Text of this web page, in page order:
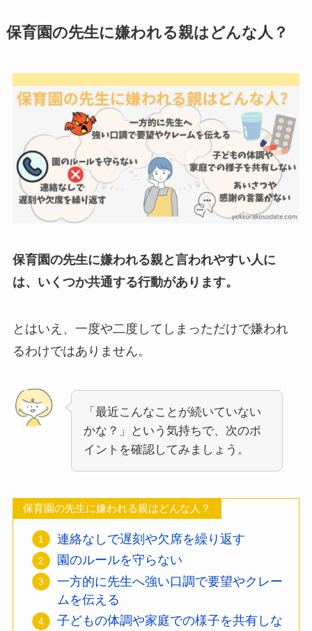
保育園の先生に嫌われる親はどんな人？
保育園の先生に嫌われる親と言われやすい人に
は、いくつか共通する行動があります。
とはいえ、一度や二度してしまっただけで嫌われ
るわけではありません。
「最近こんなことが続いていない
かな？」という気持ちで、次のポ
イントを確認してみましょう。
保育園の先生に嫌われる親はどんな人？
連絡なしで遅刻や欠席を繰り返す
園のルールを守らない
一方的に先生へ強い口調で要望やクレー
ムを伝える
子どもの体調や家庭での様子を共有しな